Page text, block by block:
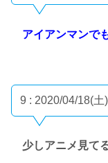
アイアンマンで
9 : 2020/04/18(
少しアニメ見て